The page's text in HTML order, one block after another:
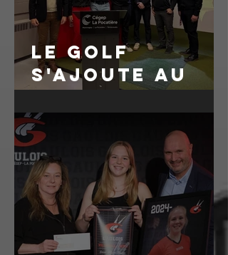
Le Golf
s'ajoute au
sport des
gaulois